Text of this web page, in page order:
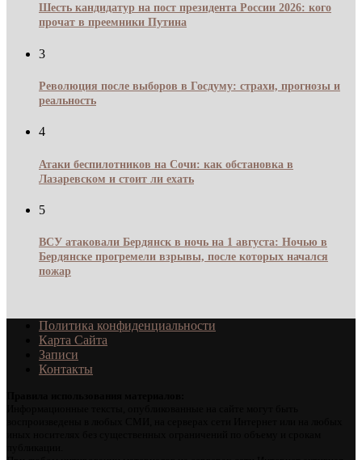
Шесть кандидатур на пост президента России 2026: кого
прочат в преемники Путина
3
Революция после выборов в Госдуму: страхи, прогнозы и
реальность
4
Атаки беспилотников на Сочи: как обстановка в
Лазаревском и стоит ли ехать
5
ВСУ атаковали Бердянск в ночь на 1 августа: Ночью в
Бердянске прогремели взрывы, после которых начался
пожар
Политика конфиденциальности
Карта Сайта
Записи
Контакты